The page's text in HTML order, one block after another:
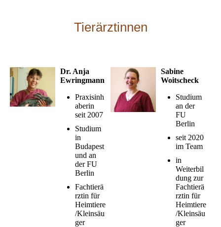
Tierärztinnen
Dr. Anja
Ewringmann
Praxisinh
aberin
seit 2007
Studium
in
Budapest
und an
der FU
Berlin
Fachtierä
rztin für
Heimtiere
/Kleinsäu
ger
Sabine
Woitscheck
Studium
an der
FU
Berlin
seit 2020
im Team
in
Weiterbil
dung zur
Fachtierä
rztin für
Heimtiere
/Kleinsäu
ger